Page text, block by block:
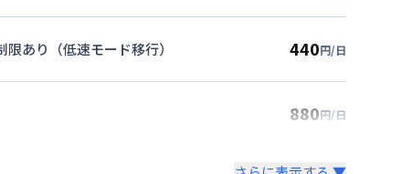
あり（低速モード移行） 440円/日
880円/日